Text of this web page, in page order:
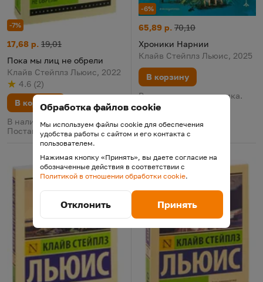
-7%
Пока мы лиц не обрели
Цена:
17,68 р.
Старая цена:
19,01
Пока мы лиц не обрели
Клайв Стейплз Льюис, 2022
Рейтинг
4.6
из 5 (
по результату
2
голосов )
В корзину
В наличии у поставщика.
Поставка 11 августа
-6%
Хроники Нарнии
Цена:
65,89 р.
Старая цена:
70,10
Хроники Нарнии
Клайв Стейплз Льюис, 2025
В корзину
В наличии у поставщика.
Поставка 11 августа
Обработка файлов cookie
Мы используем файлы cookie для обеспечения
удобства работы с сайтом и его контакта с
пользователем.
Нажимая кнопку «Принять», вы даете согласие на
обозначенные действия в соответствии с
Политикой в отношении обработки cookie.
Отклонить Принять